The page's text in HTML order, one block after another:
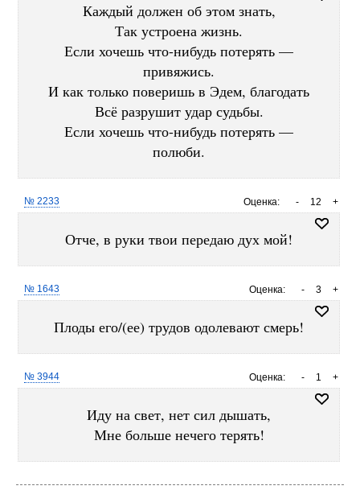
Каждый должен об этом знать,
Так устроена жизнь.
Если хочешь что-нибудь потерять —
привяжись.
И как только поверишь в Эдем, благодать
Всё разрушит удар судьбы.
Если хочешь что-нибудь потерять —
полюби.
Оценка: +
12
-
№ 2233
Отче, в руки твои передаю дух мой!
Оценка: +
3
-
№ 1643
Плоды его/(ее) трудов одолевают смерь!
Оценка: +
1
-
№ 3944
Иду на свет, нет сил дышать,
Мне больше нечего терять!